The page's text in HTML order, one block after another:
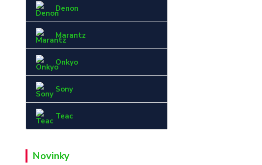
Denon
Marantz
Onkyo
Sony
Teac
Novinky